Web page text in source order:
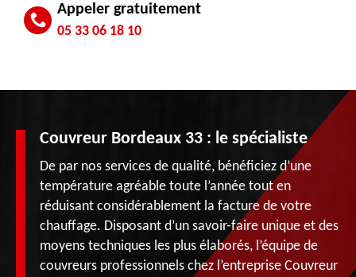
Appeler gratuitement
05 33 06 18 10
Couvreur Bordeaux 33 : le spécialiste
De par nos services de qualité, bénéficiez d’une
température agréable toute l’année tout en
réduisant considérablement la facture de votre
chauffage. Disposant d’un savoir-faire unique et des
moyens techniques les plus élaborés, l’équipe de
couvreurs professionnels chez l’entreprise Couvreur